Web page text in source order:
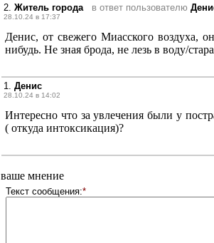
2. Житель города в ответ пользователю
28.10.24 в 17:37
Денис, от свежего Миасского воздуха,
нибудь. Не зная брода, не лезь в воду/
1. Денис
28.10.24 в 14:02
Интересно что за увлечения были у
( откуда интоксикация)?
ваше мнение
Текст сообщения:*